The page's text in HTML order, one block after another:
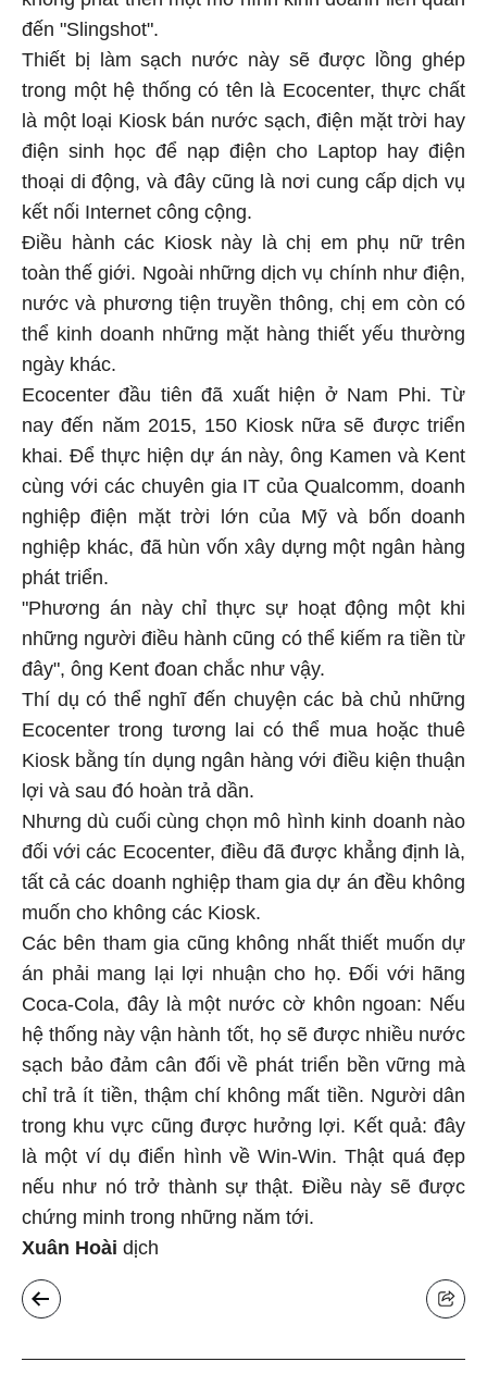
đến "Slingshot".
Thiết bị làm sạch nước này sẽ được lồng ghép
trong một hệ thống có tên là Ecocenter, thực chất
là một loại Kiosk bán nước sạch, điện mặt trời hay
điện sinh học để nạp điện cho Laptop hay điện
thoại di động, và đây cũng là nơi cung cấp dịch vụ
kết nối Internet công cộng.
Điều hành các Kiosk này là chị em phụ nữ trên
toàn thế giới. Ngoài những dịch vụ chính như điện,
nước và phương tiện truyền thông, chị em còn có
thể kinh doanh những mặt hàng thiết yếu thường
ngày khác.
Ecocenter đầu tiên đã xuất hiện ở Nam Phi. Từ
nay đến năm 2015, 150 Kiosk nữa sẽ được triển
khai. Để thực hiện dự án này, ông Kamen và Kent
cùng với các chuyên gia IT của Qualcomm, doanh
nghiệp điện mặt trời lớn của Mỹ và bốn doanh
nghiệp khác, đã hùn vốn xây dựng một ngân hàng
phát triển.
"Phương án này chỉ thực sự hoạt động một khi
những người điều hành cũng có thể kiếm ra tiền từ
đây", ông Kent đoan chắc như vậy.
Thí dụ có thể nghĩ đến chuyện các bà chủ những
Ecocenter trong tương lai có thể mua hoặc thuê
Kiosk bằng tín dụng ngân hàng với điều kiện thuận
lợi và sau đó hoàn trả dần.
Nhưng dù cuối cùng chọn mô hình kinh doanh nào
đối với các Ecocenter, điều đã được khẳng định là,
tất cả các doanh nghiệp tham gia dự án đều không
muốn cho không các Kiosk.
Các bên tham gia cũng không nhất thiết muốn dự
án phải mang lại lợi nhuận cho họ. Đối với hãng
Coca-Cola, đây là một nước cờ khôn ngoan: Nếu
hệ thống này vận hành tốt, họ sẽ được nhiều nước
sạch bảo đảm cân đối về phát triển bền vững mà
chỉ trả ít tiền, thậm chí không mất tiền. Người dân
trong khu vực cũng được hưởng lợi. Kết quả: đây
là một ví dụ điển hình về Win-Win. Thật quá đẹp
nếu như nó trở thành sự thật. Điều này sẽ được
chứng minh trong những năm tới.
Xuân Hoài dịch